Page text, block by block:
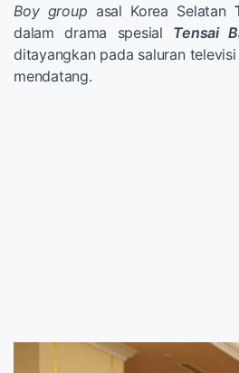
Boy group asal Korea Selatan
dalam drama spesial Tensai
ditayangkan pada saluran
mendatang.